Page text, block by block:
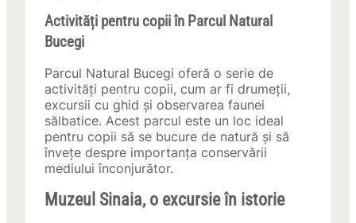
Activități pentru copii în Parcul Natural
Bucegi
Parcul Natural Bucegi oferă o serie de
activități pentru copii, cum ar fi drumeții,
excursii cu ghid și observarea faunei
sălbatice. Acest parcul este un loc ideal
pentru copii să se bucure de natură și să
învețe despre importanța conservării
mediului înconjurător.
Muzeul Sinaia, o excursie în istorie